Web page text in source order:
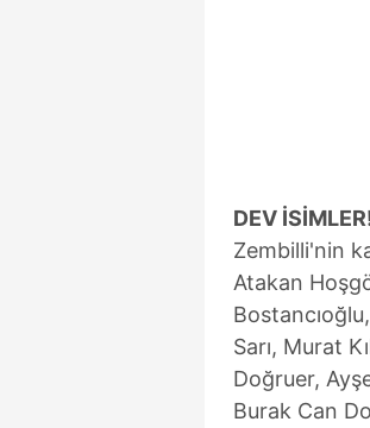
DEV
Zembilli'nin
Atakan
Sarı, Murat
Doğruer,
Burak Can